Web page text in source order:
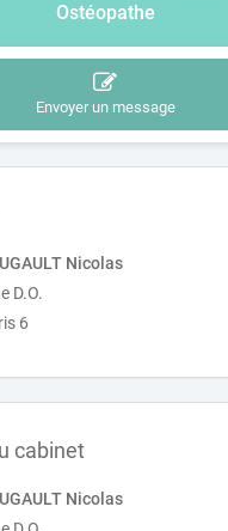
Ostéopathe
Envoyer un message
Nicolas
D.O.
6
cabinet
Nicolas